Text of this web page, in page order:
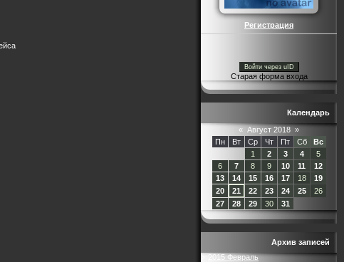
Регистрация
Войти через uID
Старая форма входа
Календарь
« Август 2018 »
Пн
Вт Ср Чт Пт Сб
Вс
1
2 3 4
5
6
7 8 9 10 11
12
13
14 15 16 17 18
19
20
21 22 23 24 25
26
27
28 29 30 31
Архив записей
2015 Февраль